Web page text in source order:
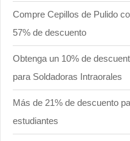
Compre Cepillos de Pulido
57% de descuento
Obtenga un 10% de
para Soldadoras Intraorales
Más de 21% de descuento
estudiantes